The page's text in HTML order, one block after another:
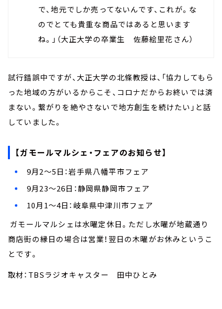
で、地元でしか売ってないんです、これが。な
のでとても貴重な商品ではあると思います
ね。」（大正大学の卒業生 佐藤絵里花さん）
試行錯誤中ですが、大正大学の北條教授は、「協力してもら
った地域の方がいるからこそ、コロナだからお終いでは済
まない。繋がりを絶やさないで地方創生を続けたい」と話
していました。
【ガモールマルシェ・フェアのお知らせ】
9月2～5日：岩手県八幡平市フェア
9月23～26日：静岡県静岡市フェア
10月1～4日：岐阜県中津川市フェア
ガモールマルシェは水曜定休日。ただし水曜が地蔵通り
商店街の縁日の場合は営業！翌日の木曜がお休みというこ
とです。
取材：TBSラジオキャスター 田中ひとみ